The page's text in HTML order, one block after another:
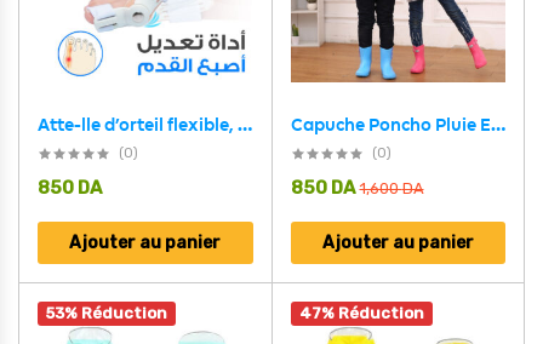
Atte-lle d’orteil flexible, Soula-gement de la dou-leur du gros orteil et Redresseur
(0)
850 DA
Ajouter au panier
Capuche Poncho Pluie Enfant Impermeable Anti Pluie V3
(0)
1,600DA
850 DA
Ajouter au panier
53% Réduction 47% Réduction